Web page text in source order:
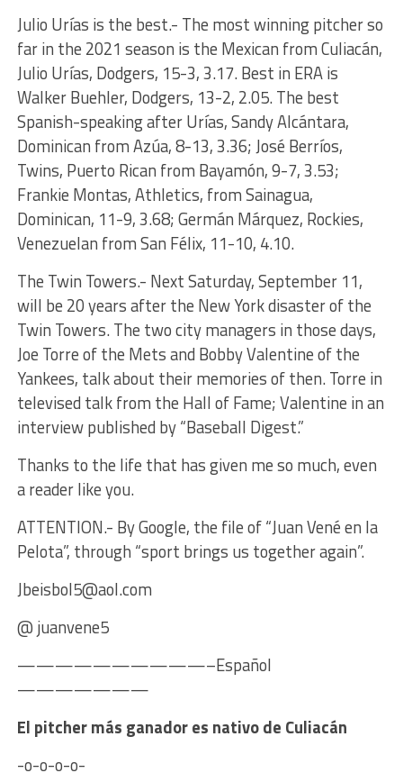
Julio Urías is the best.- The most winning pitcher so
far in the 2021 season is the Mexican from Culiacán,
Julio Urías, Dodgers, 15-3, 3.17. Best in ERA is
Walker Buehler, Dodgers, 13-2, 2.05. The best
Spanish-speaking after Urías, Sandy Alcántara,
Dominican from Azúa, 8-13, 3.36; José Berríos,
Twins, Puerto Rican from Bayamón, 9-7, 3.53;
Frankie Montas, Athletics, from Sainagua,
Dominican, 11-9, 3.68; Germán Márquez, Rockies,
Venezuelan from San Félix, 11-10, 4.10.
The Twin Towers.- Next Saturday, September 11,
will be 20 years after the New York disaster of the
Twin Towers. The two city managers in those days,
Joe Torre of the Mets and Bobby Valentine of the
Yankees, talk about their memories of then. Torre in
televised talk from the Hall of Fame; Valentine in an
interview published by “Baseball Digest.”
Thanks to the life that has given me so much, even
a reader like you.
ATTENTION.- By Google, the file of “Juan Vené en la
Pelota”, through “sport brings us together again”.
Jbeisbol5@aol.com
@ juanvene5
——————————–Español
———————
El pitcher más ganador es nativo de Culiacán
-o-o-o-o-